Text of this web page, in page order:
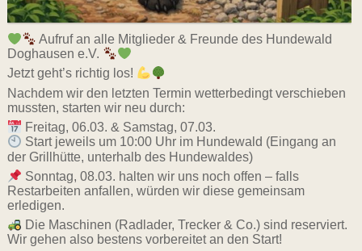
Aufruf an alle Mitglieder & Freunde des Hundewald
Doghausen e.V.
Jetzt geht’s richtig los!
Nachdem wir den letzten Termin wetterbedingt verschieben
mussten, starten wir neu durch:
Freitag, 06.03. & Samstag, 07.03.
Start jeweils um 10:00 Uhr im Hundewald (Eingang an
der Grillhütte, unterhalb des Hundewaldes)
Sonntag, 08.03. halten wir uns noch offen – falls
Restarbeiten anfallen, würden wir diese gemeinsam
erledigen.
Die Maschinen (Radlader, Trecker & Co.) sind reserviert.
Wir gehen also bestens vorbereitet an den Start!